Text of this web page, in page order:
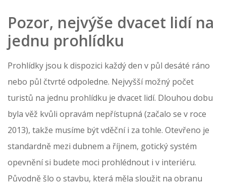
Pozor, nejvýše dvacet lidí na
jednu prohlídku
Prohlídky jsou k dispozici každý den v půl desáté ráno
nebo půl čtvrté odpoledne. Nejvyšší možný počet
turistů na jednu prohlídku je dvacet lidí. Dlouhou dobu
byla věž kvůli opravám nepřístupná (začalo se v roce
2013), takže musíme být vděční i za tohle. Otevřeno je
standardně mezi dubnem a říjnem, gotický systém
opevnění si budete moci prohlédnout i v interiéru.
Původně šlo o stavbu, která měla sloužit na obranu